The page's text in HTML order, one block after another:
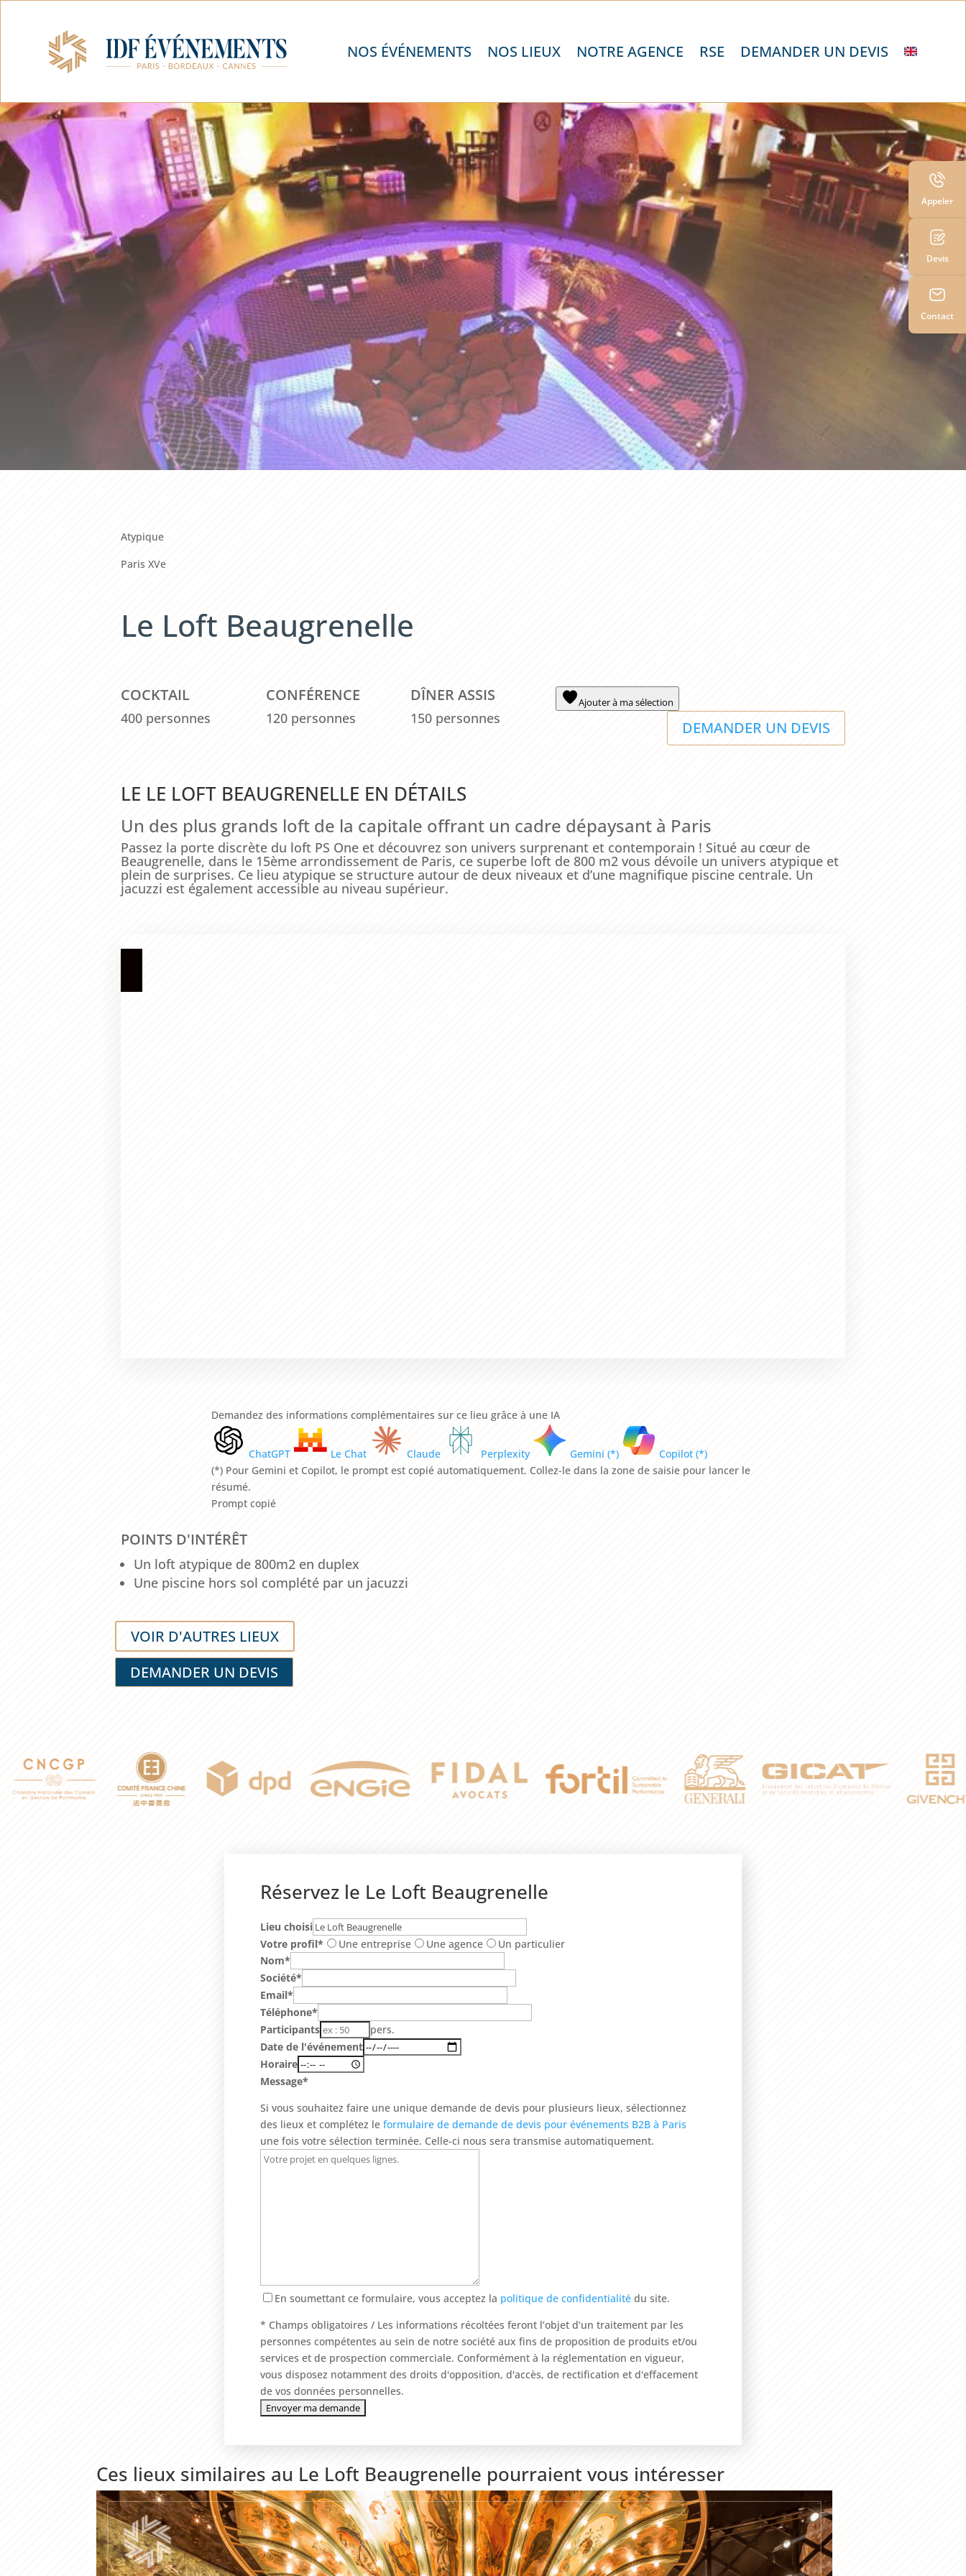
NOS ÉVÉNEMENTS NOS LIEUX NOTRE AGENCE RSE DEMANDER UN DEVIS
Atypique
Paris XVe
Le Loft Beaugrenelle
COCKTAIL
400 personnes
CONFÉRENCE
120 personnes
DÎNER ASSIS
150 personnes
Ajouter à ma sélection
DEMANDER UN DEVIS
LE LE LOFT BEAUGRENELLE EN DÉTAILS
Un des plus grands loft de la capitale offrant un cadre dépaysant à Paris
Passez la porte discrète du loft PS One et découvrez son univers surprenant et contemporain ! Situé au cœur de
Beaugrenelle, dans le 15ème arrondissement de Paris, ce superbe loft de 800 m2 vous dévoile un univers atypique et
plein de surprises. Ce lieu atypique se structure autour de deux niveaux et d’une magnifique piscine centrale. Un
jacuzzi est également accessible au niveau supérieur.
Demandez des informations complémentaires sur ce lieu grâce à une IA
ChatGPT Le Chat Claude Perplexity Gemini (*)
Copilot (*)
(*) Pour Gemini et Copilot, le prompt est copié automatiquement. Collez-le dans la zone de saisie pour lancer le
résumé.
Prompt copié
POINTS D'INTÉRÊT
Un loft atypique de 800m2 en duplex
Une piscine hors sol complété par un jacuzzi
VOIR D'AUTRES LIEUX
DEMANDER UN DEVIS
Réservez le Le Loft Beaugrenelle
Lieu choisi
Votre profil*
Une entreprise Une agence
Un particulier
Nom*
Société*
Email*
Téléphone*
Participants
pers.
Date de l'événement
Horaire
Message*
Si vous souhaitez faire une unique demande de devis pour plusieurs lieux, sélectionnez
des lieux et complétez le formulaire de demande de devis pour événements B2B à Paris
une fois votre sélection terminée. Celle-ci nous sera transmise automatiquement.
En soumettant ce formulaire, vous acceptez la politique de confidentialité du site.
* Champs obligatoires / Les informations récoltées feront l’objet d’un traitement par les
personnes compétentes au sein de notre société aux fins de proposition de produits et/ou
services et de prospection commerciale. Conformément à la réglementation en vigueur,
vous disposez notamment des droits d'opposition, d'accès, de rectification et d'effacement
de vos données personnelles.
Ces lieux similaires au Le Loft Beaugrenelle pourraient vous intéresser
Appeler
Devis
Contact